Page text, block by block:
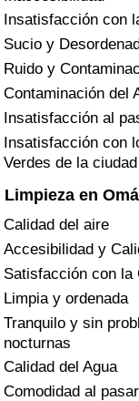
Insatisfacción con
Sucio y
Ruido y
Contaminación del
Insatisfacción al
Insatisfacción con
Verdes de la ciudad
Limpieza en
Calidad del aire
Accesibilidad y
Satisfacción con la
Limpia y ordenada
Tranquilo y sin
nocturnas
Calidad del Agua
Comodidad al
Sanidad
Índice de Sanidad
Índice de Sanidad
Índice de
Contaminación
Índice de
Índice de